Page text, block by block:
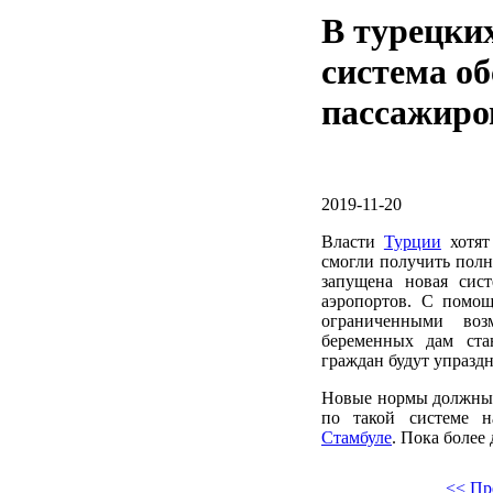
В
система
2019-11-20
Власти Турции
смогли получить
запущена новая
аэропортов. С
ограниченными
беременных дам
граждан будут
Новые нормы должны
по такой системе
Стамбуле. Пока более
<<